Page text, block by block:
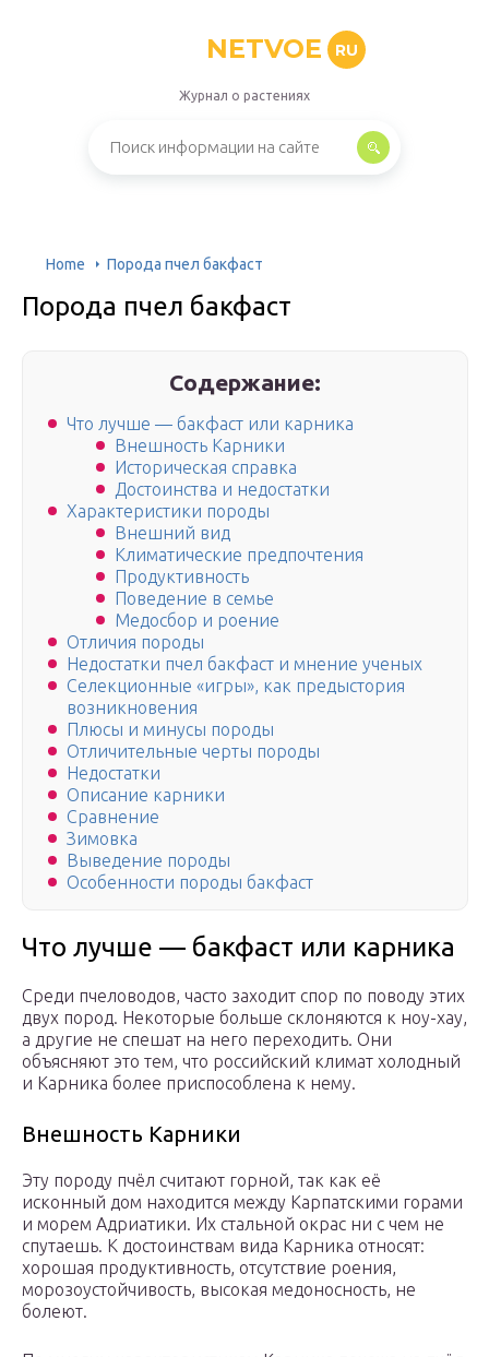
NETVOE RU
Журнал о растениях
Home Порода пчел бакфаст
Порода пчел бакфаст
Содержание:
Что лучше — бакфаст или карника
Внешность Карники
Историческая справка
Достоинства и недостатки
Характеристики породы
Внешний вид
Климатические предпочтения
Продуктивность
Поведение в семье
Медосбор и роение
Отличия породы
Недостатки пчел бакфаст и мнение ученых
Селекционные «игры», как предыстория
возникновения
Плюсы и минусы породы
Отличительные черты породы
Недостатки
Описание карники
Сравнение
Зимовка
Выведение породы
Особенности породы бакфаст
Что лучше — бакфаст или карника
Среди пчеловодов, часто заходит спор по поводу этих
двух пород. Некоторые больше склоняются к ноу-хау,
а другие не спешат на него переходить. Они
объясняют это тем, что российский климат холодный
и Карника более приспособлена к нему.
Внешность Карники
Эту породу пчёл считают горной, так как её
исконный дом находится между Карпатскими горами
и морем Адриатики. Их стальной окрас ни с чем не
спутаешь. К достоинствам вида Карника относят:
хорошая продуктивность, отсутствие роения,
морозоустойчивость, высокая медоносность, не
болеют.